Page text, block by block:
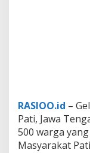
RASIOO.id –
Pati, Jawa
500 warga
Masyarakat